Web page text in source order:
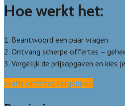
Hoe werkt het:
1. Beantwoord een paar vragen
2. Ontvang scherpe offertes –
3. Vergelijk de prijsopgaven en kies
Gratis offertes vergelijken